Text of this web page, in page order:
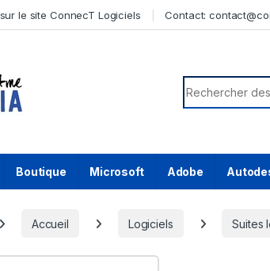
le site ConnecT Logiciels Contact:
Search for:
Boutique Microsoft Adobe
Accueil Logiciels Suites